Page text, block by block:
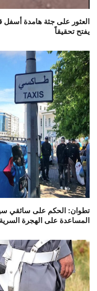
العثور على جثة هامدة
يفتح تحقيقاً
تطوان: الحكم على سائقي
المساعدة على الهجرة السرية